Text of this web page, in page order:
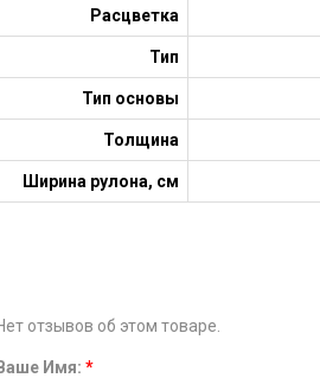
Расцветка
Тип
Тип основы
Толщина
Ширина рулона, см
отзывов об этом товаре.
Ваше Имя:*